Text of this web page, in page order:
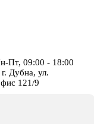
Пт, 09:00 - 18:00
Дубна, ул.
121/9